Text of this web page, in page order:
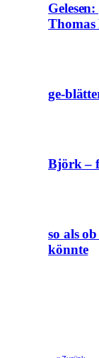
ge-
Björk –
so als
könnte